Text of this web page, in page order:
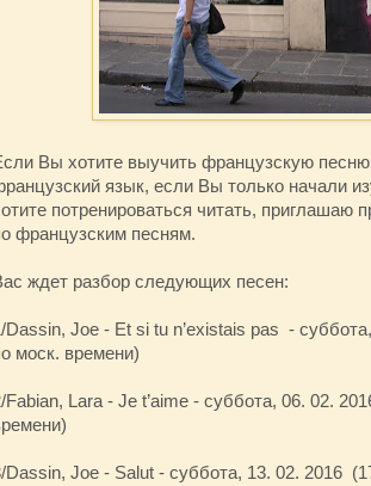
Вы хотите выучить французскую
язык, если Вы только начали
потренироваться читать, приглашаю
французским песням.
ждет разбор следующих песен:
Dassin, Joe - Et si tu n’existais pas -
моск. времени)
Fabian, Lara - Je t’aime - суббота, 06. 02.
Dassin, Joe - Salut - суббота, 13. 02. 2016